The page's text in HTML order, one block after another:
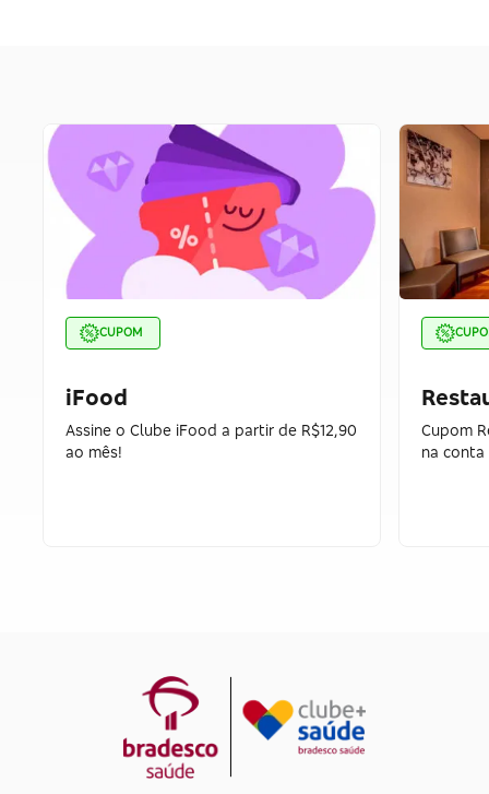
CUPOM
iFood
Assine o Clube iFood a partir de R$12,90
ao mês!
Cupom
na conta